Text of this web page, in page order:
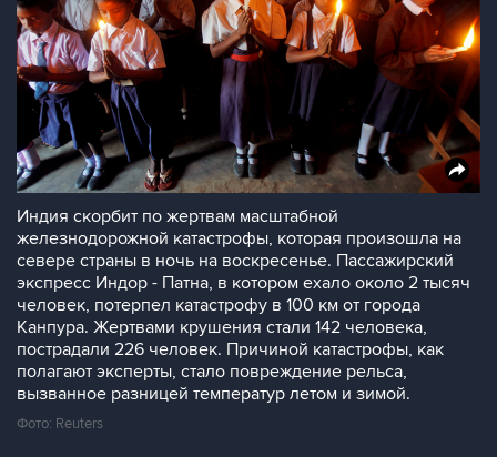
Индия скорбит по жертвам масштабной
железнодорожной катастрофы, которая произошла на
севере страны в ночь на воскресенье. Пассажирский
экспресс Индор - Патна, в котором ехало около 2 тысяч
человек, потерпел катастрофу в 100 км от города
Канпура. Жертвами крушения стали 142 человека,
пострадали 226 человек. Причиной катастрофы, как
полагают эксперты, стало повреждение рельса,
вызванное разницей температур летом и зимой.
Фото: Reuters